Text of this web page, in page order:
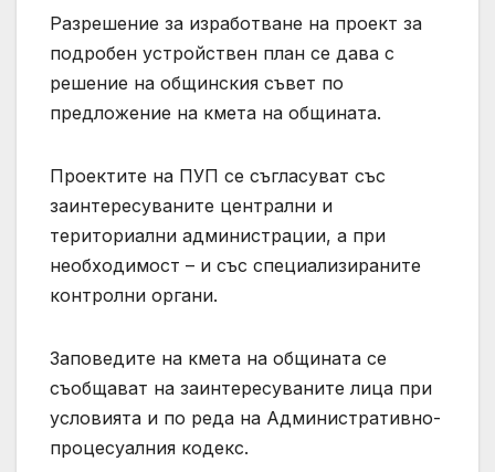
Разрешение за изработване на проект за
подробен устройствен план се дава с
решение на общинския съвет по
предложение на кмета на общината.
Проектите на ПУП се съгласуват със
заинтересуваните централни и
териториални администрации, а при
необходимост – и със специализираните
контролни органи.
Заповедите на кмета на общината се
съобщават на заинтересуваните лица при
условията и по реда на Административно-
процесуалния кодекс.